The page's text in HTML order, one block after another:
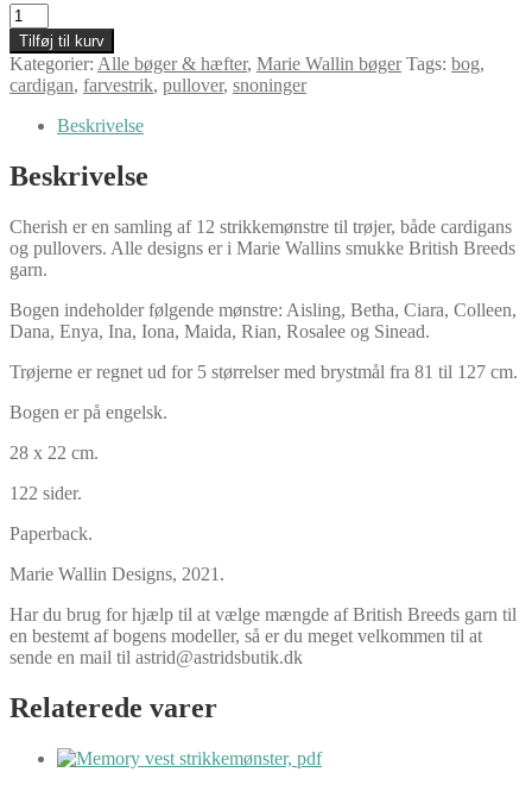
Marie
Wallin:
Cherish
antal
Tilføj til kurv
Kategorier: Alle bøger & hæfter, Marie Wallin bøger Tags: bog,
cardigan, farvestrik, pullover, snoninger
Beskrivelse
Beskrivelse
Cherish er en samling af 12 strikkemønstre til trøjer, både cardigans
og pullovers. Alle designs er i Marie Wallins smukke British Breeds
garn.
Bogen indeholder følgende mønstre: Aisling, Betha, Ciara, Colleen,
Dana, Enya, Ina, Iona, Maida, Rian, Rosalee og Sinead.
Trøjerne er regnet ud for 5 størrelser med brystmål fra 81 til 127 cm.
Bogen er på engelsk.
28 x 22 cm.
122 sider.
Paperback.
Marie Wallin Designs, 2021.
Har du brug for hjælp til at vælge mængde af British Breeds garn til
en bestemt af bogens modeller, så er du meget velkommen til at
sende en mail til astrid@astridsbutik.dk
Relaterede varer